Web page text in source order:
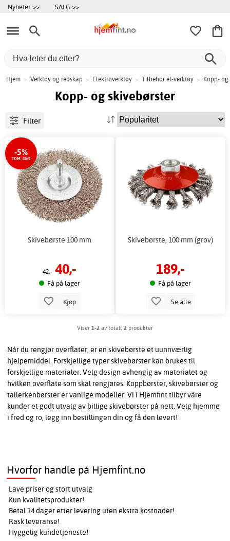
Nyheter >> SALG >>
Hjem > Verktøy og redskap > Elektroverktøy > Tilbehør el-verktøy > Kopp- og
Kopp- og skivebørster
Filter
-5%
TOM. 30/9
Skivebørste 100 mm
42,- 40,-
Få på lager
Kjøp
Skivebørste, 100 mm (grov)
189,-
Få på lager
Se alle
Viser 1-2 av totalt 2 produkter
Når du rengjør overflater, er en skivebørste et uunnværlig
hjelpemiddel. Forskjellige typer skivebørster kan brukes til
forskjellige materialer. Velg design avhengig av materialet og
hvilken overflate som skal rengjøres. Koppbørster, skivebørster og
tallerkenbørster er vanlige modeller. Vi i Hjemfint tilbyr våre
kunder et godt utvalg av billige skivebørster på nett. Velg hjemme
i fred og ro, legg inn bestillingen din og få den levert!
Hvorfor handle på Hjemfint.no
Lave priser og stort utvalg
Kun kvalitetsprodukter!
Betal 14 dager etter levering uten ekstra kostnader!
Rask leveranse!
Hyggelig kundetjeneste!